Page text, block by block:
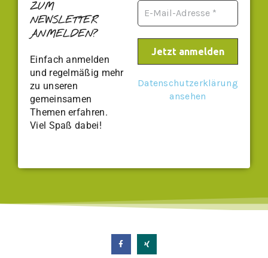
ZUM
NEWSLETTER
ANMELDEN?
Einfach anmelden
und regelmäßig mehr
zu unseren
gemeinsamen
Themen erfahren.
Viel Spaß dabei!
Datenschutzerklärung
ansehen